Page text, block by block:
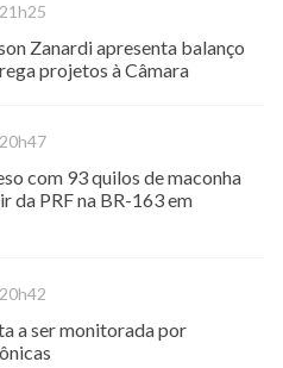
Zanardi apresenta balanço
projetos à Câmara
com 93 quilos de maconha
da PRF na BR-163 em
a ser monitorada por